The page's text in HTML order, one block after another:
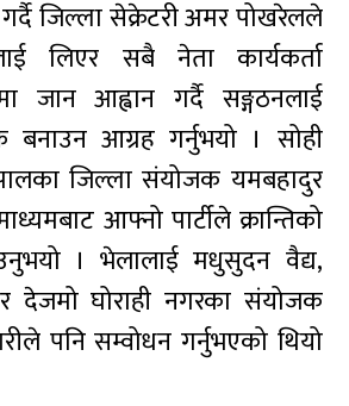
जिल्ला सेक्रेटरी अमर पोखरेलले
लिएर सबै नेता कार्यकर्ता
जान आह्वान गर्दै सङ्गठनलाई
बनाउन आग्रह गर्नुभयो । सोही
जिल्ला संयोजक यमबहादुर
आफ्नो पार्टीले क्रान्तिको
। भेलालाई मधुसुदन वैद्य,
देजमो घोराही नगरका संयोजक
पनि सम्वोधन गर्नुभएको थियो